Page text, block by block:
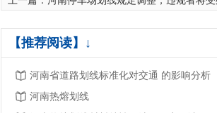
河南热熔划线施工 河南交通设
【推荐阅读】↓
河南省道路划线标准化对交通 的影响分析
河南热熔划线